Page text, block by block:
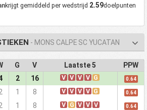
krijgt gemiddeld per wedstrijd 2.59doelpunten
- MONS CALPE SC YUCATAN
G V Laatste 5 PPW
2 16 V V V V G 0.64
1 8 V V V V G 0.64
1 8 V G V V V 0.64